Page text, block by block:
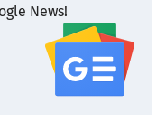
News!
serwisu